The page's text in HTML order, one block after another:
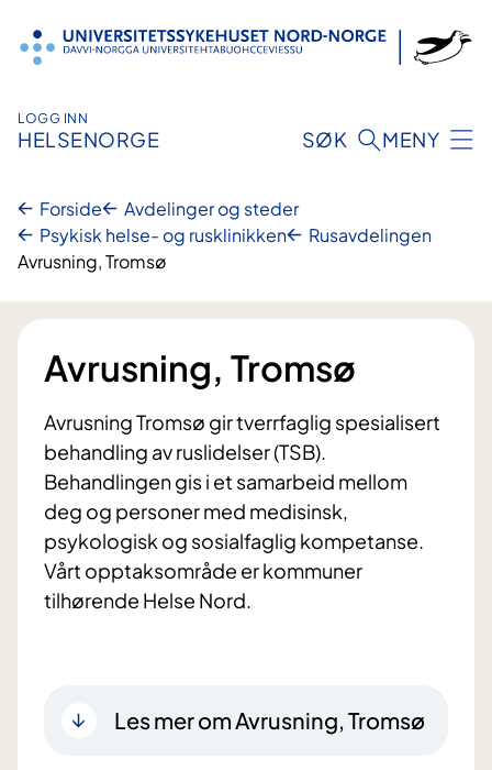
innhold
LOGG INN
HELSENORGE SØK MENY
Forside
Avdelinger og steder
Psykisk helse- og rusklinikken
Rusavdelingen
Avrusning, Tromsø
Avrusning, Tromsø
Avrusning Tromsø gir tverrfaglig spesialisert
behandling av ruslidelser (TSB).
Behandlingen gis i et samarbeid mellom
deg og personer med medisinsk,
psykologisk og sosialfaglig kompetanse.
Vårt opptaksområde er kommuner
tilhørende Helse Nord.
Les mer om Avrusning, Tromsø